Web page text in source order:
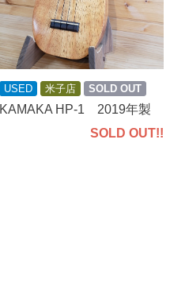
USED 米子店 SOLD OUT
KAMAKA HP-1 2019年製
SOLD OUT!!